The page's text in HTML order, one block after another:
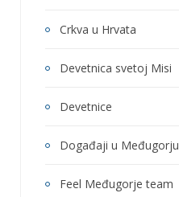
Crkva u Hrvata
Devetnica svetoj Misi
Devetnice
Događaji u Međugorju
Feel Međugorje team